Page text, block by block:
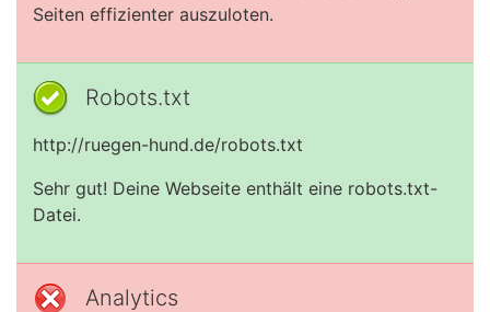
Seiten effizienter auszuloten.
Robots.txt
http://ruegen-hund.de/robots.txt
Sehr gut! Deine Webseite enthält eine robots.txt-
Datei.
Analytics